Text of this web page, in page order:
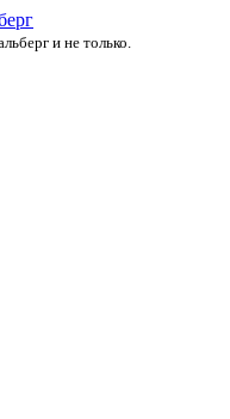
и не только.